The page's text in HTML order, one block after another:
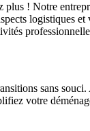
! Notre
logistiques
sans
votre